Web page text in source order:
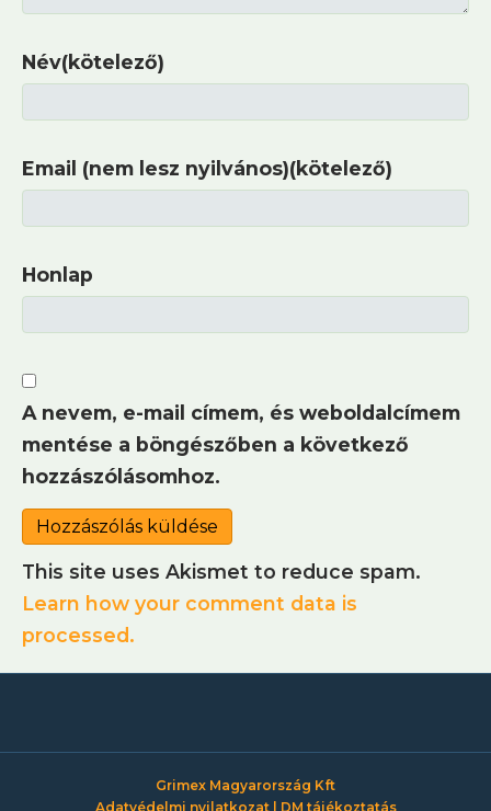
Név(kötelező)
Email (nem lesz nyilvános)(kötelező)
Honlap
A nevem, e-mail címem, és weboldalcímem
mentése a böngészőben a következő
hozzászólásomhoz.
This site uses Akismet to reduce spam.
Learn how your comment data is
processed.
Grimex Magyarország Kft
Adatvédelmi nyilatkozat| DM tájékoztatás